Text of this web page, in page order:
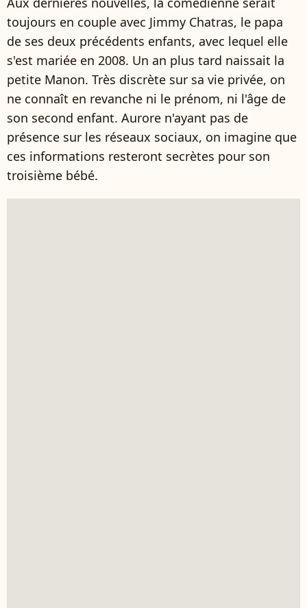
toujours en couple avec Jimmy Chatras, le papa
de ses deux précédents enfants, avec lequel elle
s'est mariée en 2008. Un an plus tard naissait la
petite Manon. Très discrète sur sa vie privée, on
ne connaît en revanche ni le prénom, ni l'âge de
son second enfant. Aurore n'ayant pas de
présence sur les réseaux sociaux, on imagine que
ces informations resteront secrètes pour son
troisième bébé.